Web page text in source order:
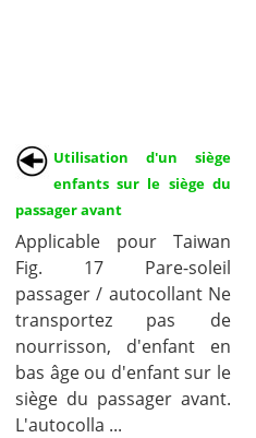
Utilisation d'un siège
enfants sur le siège du
passager avant
Applicable pour Taiwan
Fig. 17 Pare-soleil
passager / autocollant Ne
transportez pas de
nourrisson, d'enfant en
bas âge ou d'enfant sur le
siège du passager avant.
L'autocolla ...